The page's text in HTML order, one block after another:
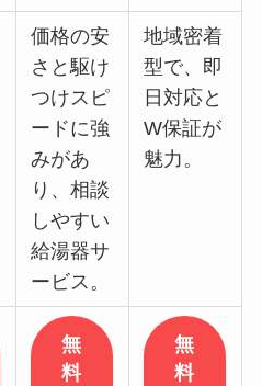
価格の安
さと駆け
つけスピ
ードに強
みがあ
り、相談
しやすい
給湯器サ
ービス。
地域密着
型で、即
日対応と
W保証が
魅力。
無
料
無
料